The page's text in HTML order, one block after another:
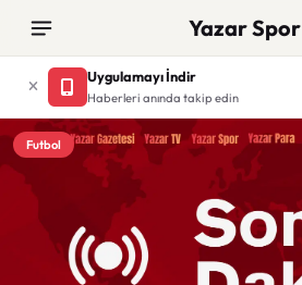
Yazar Spor
Uygulamayı İndir
Haberleri anında takip edin
Futbol